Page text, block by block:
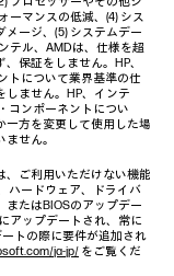
ーマンスの低減、(4) シス
ージ、(5) システムデー
テル、AMDは、仕様を超
保証をしません。HP、
トについて業界基準の仕
ません。HP、インテ
コンポーネントについ
一方を変更して使用した場
せん。
、ご利用いただけない機能
ハードウェア、ドライバ
またはBIOSのアップデー
アップデートされ、常に
トの際に要件が追加され
ja-jp/ をご覧くだ